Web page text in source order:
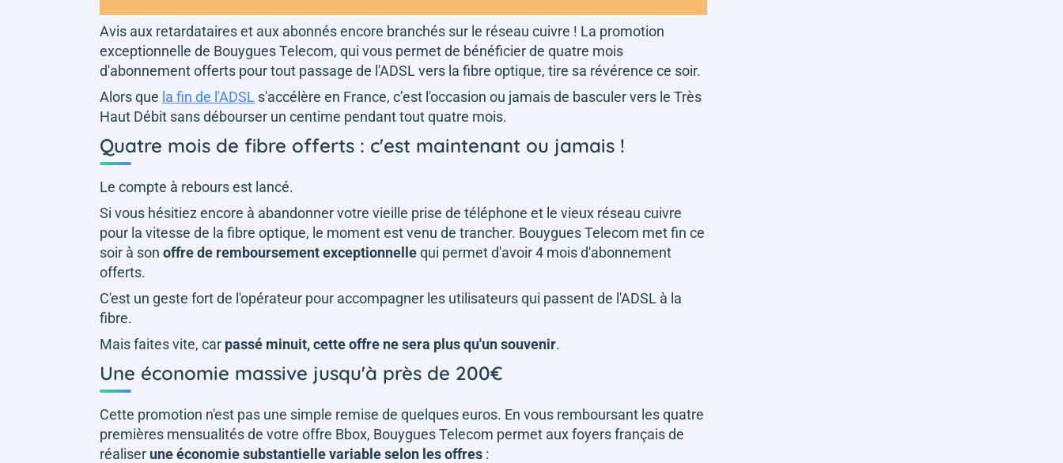
Avis aux retardataires et aux abonnés encore branchés sur le réseau cuivre ! La promotion
exceptionnelle de Bouygues Telecom, qui vous permet de bénéficier de quatre mois
d'abonnement offerts pour tout passage de l'ADSL vers la fibre optique, tire sa révérence ce soir.
Alors que la fin de l'ADSL s'accélère en France, c’est l'occasion ou jamais de basculer vers le Très
Haut Débit sans débourser un centime pendant tout quatre mois.
Quatre mois de fibre offerts : c'est maintenant ou jamais !
Le compte à rebours est lancé.
Si vous hésitiez encore à abandonner votre vieille prise de téléphone et le vieux réseau cuivre
pour la vitesse de la fibre optique, le moment est venu de trancher. Bouygues Telecom met fin ce
soir à son offre de remboursement exceptionnellequi permet d'avoir 4 mois d'abonnement
offerts.
C'est un geste fort de l'opérateur pour accompagner les utilisateurs qui passent de l'ADSL à la
fibre.
Mais faites vite, car passé minuit, cette offre ne sera plus qu'un souvenir.
Une économie massive jusqu'à près de 200€
Cette promotion n'est pas une simple remise de quelques euros. En vous remboursant les quatre
premières mensualités de votre offre Bbox, Bouygues Telecom permet aux foyers français de
réaliser une économie substantielle variable selon les offres :